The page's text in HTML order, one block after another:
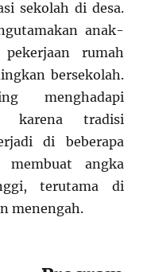
sekolah di desa.
anak-
rumah
bersekolah.
menghadapi
karena tradisi
di beberapa
angka
terutama di
menengah.